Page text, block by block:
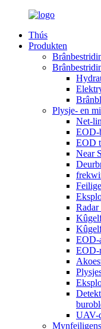
Thús
Produkten
Plysje- en
Net-
EOD-
EOD
Near
Radar
EOD-
EOD-
UAV-